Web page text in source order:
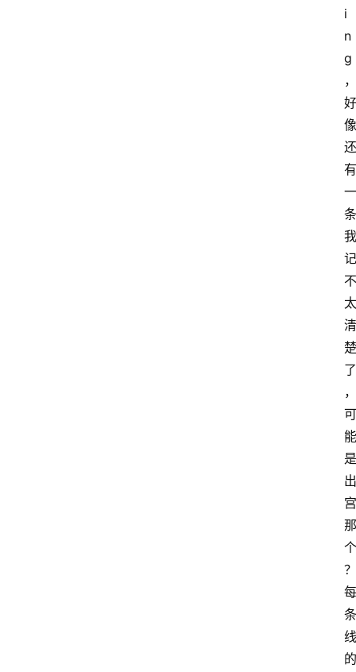
i
n
g
，
好
像
还
有
一
条
我
记
不
太
清
楚
了
，
可
能
是
出
宫
那
个
？
每
条
线
的